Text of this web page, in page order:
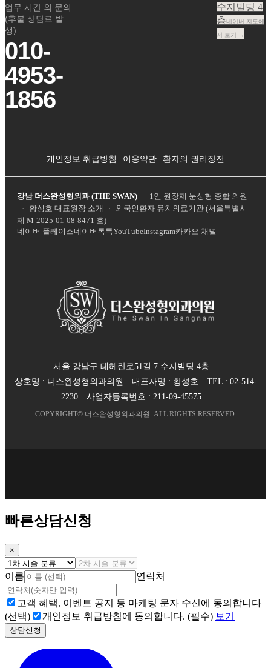
업무 시간 외 문의
(후불 상담료 발
생)
010-
4953-
1856
수지빌딩 4
층네이버 지도에
서 보기 →
개인정보 취급방침 이용약관 환자의 권리장전
강남 더스완성형외과 (THE SWAN) ·
1인 원장제 눈성형 종합 의원
·
황성호 대표원장 소개 ·
외국인환자 유치의료기관 (서울특별시
제 M-2025-01-08-8471 호)
네이버 플레이스네이버톡톡YouTubeInstagram카카오 채널
서울 강남구 테헤란로51길 7 수지빌딩 4층
상호명 : 더스완성형외과의원 대표자명 : 황성호 TEL : 02-514-
2230
사업자등록번호 : 211-09-45575
COPYRIGHT© 더스완성형외과의원 . ALL RIGHTS RESERVED.
빠른상담신청
×
이름 연락처
고객 혜택, 이벤트 공지 등 마케팅 문자 수신에 동의합니다
(선택)
개인정보 취급방침에 동의합니다. (필수) 보기
상담신청